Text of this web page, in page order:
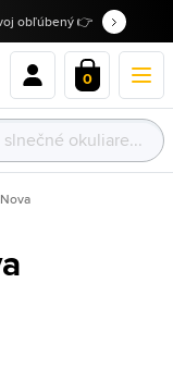
obľúbený 👉
0